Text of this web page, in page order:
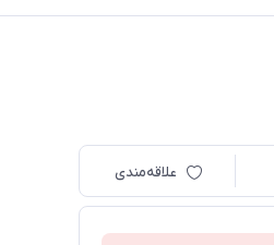
علاقه‌مندی